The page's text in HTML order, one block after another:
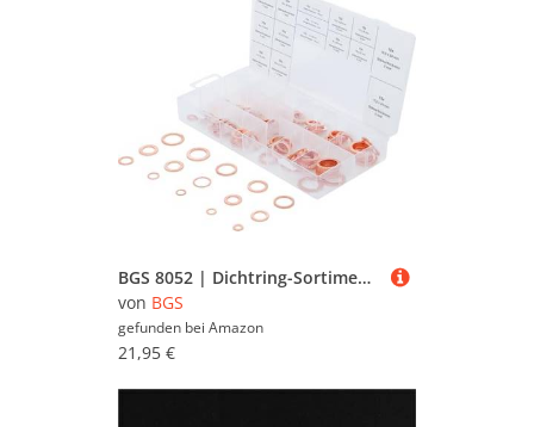
BGS 8052 | Dichtring-Sortiment | 150-tlg. | Kupfer | inkl. Sortimentskasten | Kupferringe | Kupfer-Dichtringe | Unterlegscheiben
von BGS
gefunden bei Amazon
21,95 €